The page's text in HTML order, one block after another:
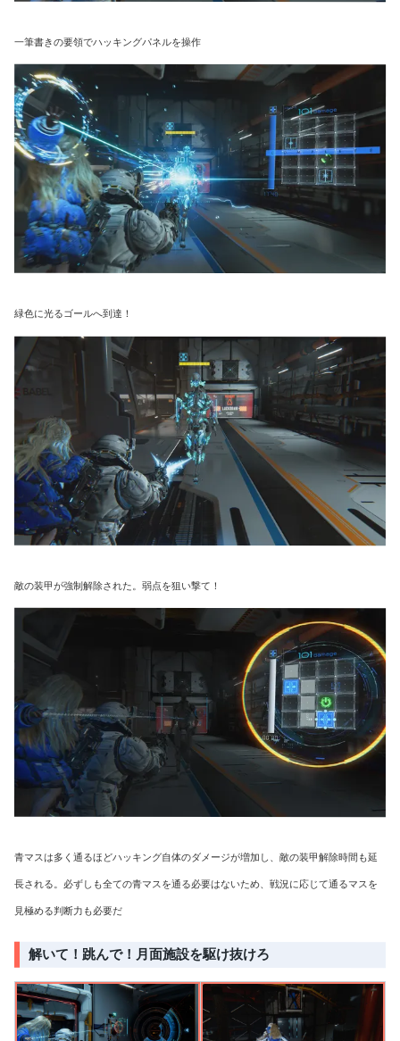
一筆書きの要領でハッキングパネルを操作
緑色に光るゴールへ到達！
敵の装甲が強制解除された。弱点を狙い撃て！
青マスは多く通るほどハッキング自体のダメージが増加し、敵の装甲解除時間も延
長される。必ずしも全ての青マスを通る必要はないため、戦況に応じて通るマスを
見極める判断力も必要だ
解いて！跳んで！月面施設を駆け抜けろ